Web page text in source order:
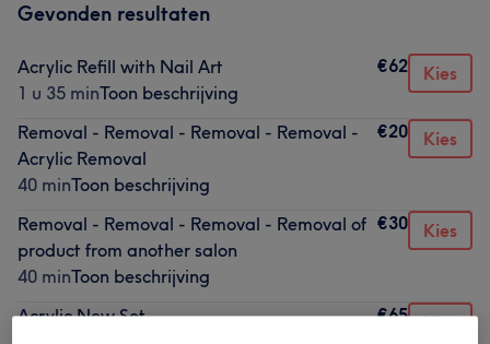
Gevonden resultaten
Acrylic Refill with Nail Art
1 u 35 minToon beschrijving
€62 Kies
Removal - Removal - Removal - Removal -
Acrylic Removal
40 minToon beschrijving
€20 Kies
Removal - Removal - Removal - Removal of
product from another salon
40 minToon beschrijving
€30 Kies
Acrylic New Set
€65 Kies